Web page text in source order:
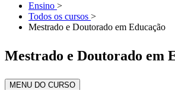
Ensino >
Todos os cursos >
Mestrado e Doutorado em Educação
Mestrado e Doutorado em
MENU DO CURSO